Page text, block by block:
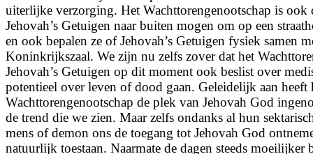
uiterlijke verzorging. Het Wachttorengenootschap is ook
Jehovah’s Getuigen naar buiten mogen om op een
en ook bepalen ze of Jehovah’s Getuigen fysiek samen
Koninkrijkszaal. We zijn nu zelfs zover dat het
Jehovah’s Getuigen op dit moment ook beslist over
potentieel over leven of dood gaan. Geleidelijk aan heeft
Wachttorengenootschap de plek van Jehovah God
de trend die we zien. Maar zelfs ondanks al hun
mens of demon ons de toegang tot Jehovah God
natuurlijk toestaan. Naarmate de dagen steeds moeilijker